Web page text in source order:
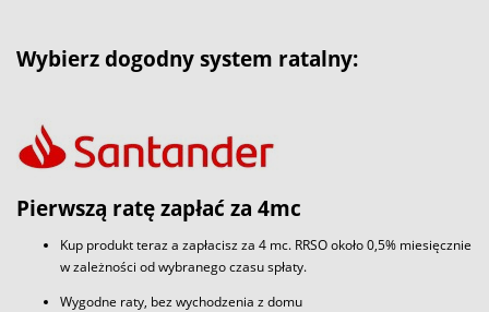
Wybierz dogodny system ratalny:
Pierwszą ratę zapłać za 4mc
Kup produkt teraz a zapłacisz za 4 mc. RRSO około 0,5% miesięcznie
w zależności od wybranego czasu spłaty.
Wygodne raty, bez wychodzenia z domu